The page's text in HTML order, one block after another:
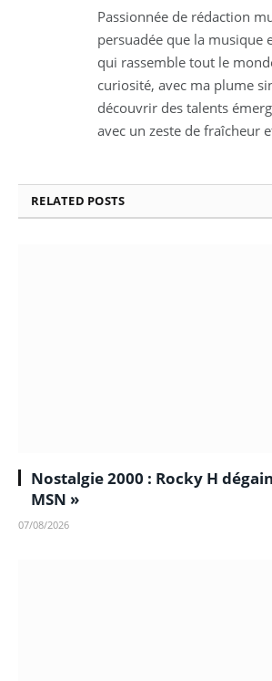
Passionnée de rédaction
persuadée que la musique
qui rassemble tout le
curiosité, avec ma plume
découvrir des talents
avec un zeste de fraîcheur
RELATED POSTS
Nostalgie 2000 : Rocky H
MSN »
07/08/2026